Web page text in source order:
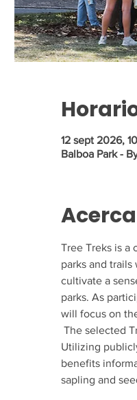
12 sept 2026,
Balboa Park -
Tree Treks is a
parks and
cultivate a
parks. As
will focus on
The selected
Utilizing
benefits
sapling and